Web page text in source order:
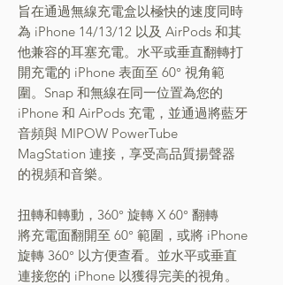
旨在通過無線充電盒以極快的速度同時
為 iPhone 14/13/12 以及 AirPods 和其
他兼容的耳塞充電。水平或垂直翻轉打
開充電的 iPhone 表面至 60° 視角範
圍。Snap 和無線在同一位置為您的
iPhone 和 AirPods 充電，並通過將藍牙
音頻與 MIPOW PowerTube
MagStation 連接，享受高品質揚聲器
的視頻和音樂。
扭轉和轉動，360° 旋轉 X 60° 翻轉
將充電面翻開至 60° 範圍，或將 iPhone
旋轉 360° 以方便查看。並水平或垂直
連接您的 iPhone 以獲得完美的視角。